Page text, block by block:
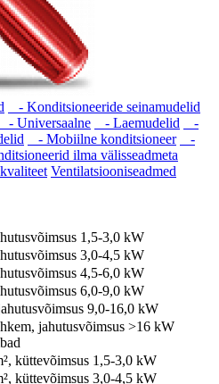
- Konditsioneeride seinamudelid
- Universaalne - Laemudelid
-
- Mobiilne konditsioneer
-
ilma välisseadmeta
Ventilatsiooniseadmed
1,5-3,0 kW
3,0-4,5 kW
4,5-6,0 kW
6,0-9,0 kW
9,0-16,0 kW
jahutusvõimsus >16 kW
küttevõimsus 1,5-3,0 kW
küttevõimsus 3,0-4,5 kW